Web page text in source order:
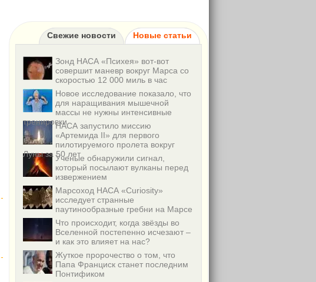
Свежие новости Новые статьи
Зонд НАСА «Психея» вот-вот
совершит маневр вокруг Марса со
скоростью 12 000 миль в час
Новое исследование показало, что
для наращивания мышечной
массы не нужны интенсивные
тренировкиНАСА запустило миссию
«Артемида II» для первого
пилотируемого пролета вокруг
Луны за 50 летУченые обнаружили сигнал,
который посылают вулканы перед
извержением
Марсоход НАСА «Curiosity»
исследует странные
паутинообразные гребни на Марсе
Что происходит, когда звёзды во
Вселенной постепенно исчезают –
и как это влияет на нас?
Жуткое пророчество о том, что
Папа Франциск станет последним
Понтификом